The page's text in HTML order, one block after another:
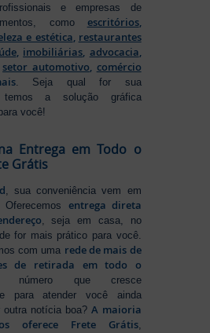
e empresas de
como escritórios,
e estética, restaurantes
, imobiliárias, advocacia,
setor automotivo, comércio
. Seja qual for sua
temos a solução gráfica
você!
Entrega em Todo o
Grátis
, sua conveniência vem em
Oferecemos entrega direta
, seja em casa, no
for mais prático para você.
com uma rede de mais de
de retirada em todo o
que cresce
para atender você ainda
outra notícia boa?A maioria
oferece Frete Grátis,